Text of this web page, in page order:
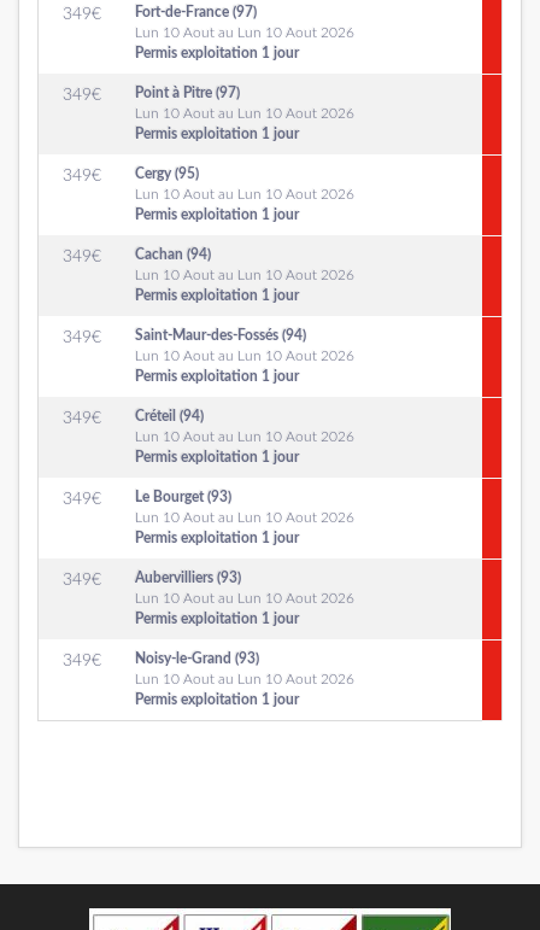
349€
Fort-de-France (97)
Lun 10 Aout au Lun 10 Aout 2026
Permis exploitation 1 jour
349€
Point à Pitre (97)
Lun 10 Aout au Lun 10 Aout 2026
Permis exploitation 1 jour
349€
Cergy (95)
Lun 10 Aout au Lun 10 Aout 2026
Permis exploitation 1 jour
349€
Cachan (94)
Lun 10 Aout au Lun 10 Aout 2026
Permis exploitation 1 jour
349€
Saint-Maur-des-Fossés (94)
Lun 10 Aout au Lun 10 Aout 2026
Permis exploitation 1 jour
349€
Créteil (94)
Lun 10 Aout au Lun 10 Aout 2026
Permis exploitation 1 jour
349€
Le Bourget (93)
Lun 10 Aout au Lun 10 Aout 2026
Permis exploitation 1 jour
349€
Aubervilliers (93)
Lun 10 Aout au Lun 10 Aout 2026
Permis exploitation 1 jour
349€
Noisy-le-Grand (93)
Lun 10 Aout au Lun 10 Aout 2026
Permis exploitation 1 jour